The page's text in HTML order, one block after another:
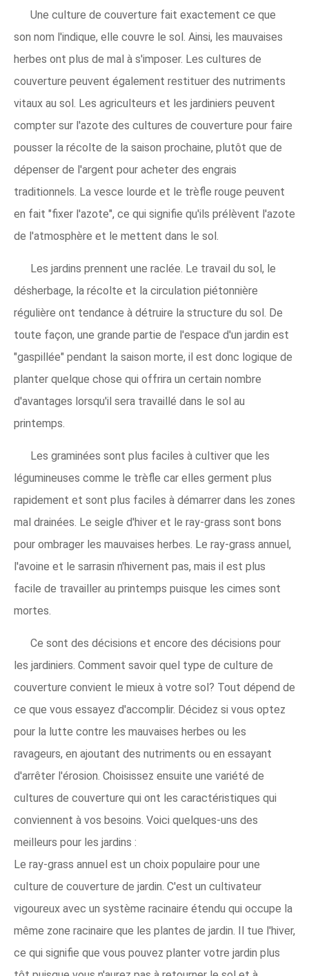
Une culture de couverture fait exactement ce que
son nom l'indique, elle couvre le sol. Ainsi, les mauvaises
herbes ont plus de mal à s'imposer. Les cultures de
couverture peuvent également restituer des nutriments
vitaux au sol. Les agriculteurs et les jardiniers peuvent
compter sur l'azote des cultures de couverture pour faire
pousser la récolte de la saison prochaine, plutôt que de
dépenser de l'argent pour acheter des engrais
traditionnels. La vesce lourde et le trèfle rouge peuvent
en fait "fixer l'azote", ce qui signifie qu'ils prélèvent l'azote
de l'atmosphère et le mettent dans le sol.
Les jardins prennent une raclée. Le travail du sol, le
désherbage, la récolte et la circulation piétonnière
régulière ont tendance à détruire la structure du sol. De
toute façon, une grande partie de l'espace d'un jardin est
"gaspillée" pendant la saison morte, il est donc logique de
planter quelque chose qui offrira un certain nombre
d'avantages lorsqu'il sera travaillé dans le sol au
printemps.
Les graminées sont plus faciles à cultiver que les
légumineuses comme le trèfle car elles germent plus
rapidement et sont plus faciles à démarrer dans les zones
mal drainées. Le seigle d'hiver et le ray-grass sont bons
pour ombrager les mauvaises herbes. Le ray-grass annuel,
l'avoine et le sarrasin n'hivernent pas, mais il est plus
facile de travailler au printemps puisque les cimes sont
mortes.
Ce sont des décisions et encore des décisions pour
les jardiniers. Comment savoir quel type de culture de
couverture convient le mieux à votre sol? Tout dépend de
ce que vous essayez d'accomplir. Décidez si vous optez
pour la lutte contre les mauvaises herbes ou les
ravageurs, en ajoutant des nutriments ou en essayant
d'arrêter l'érosion. Choisissez ensuite une variété de
cultures de couverture qui ont les caractéristiques qui
conviennent à vos besoins. Voici quelques-uns des
meilleurs pour les jardins :
Le ray-grass annuel est un choix populaire pour une
culture de couverture de jardin. C'est un cultivateur
vigoureux avec un système racinaire étendu qui occupe la
même zone racinaire que les plantes de jardin. Il tue l'hiver,
ce qui signifie que vous pouvez planter votre jardin plus